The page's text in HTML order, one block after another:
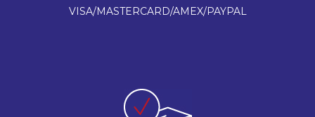
VISA/MASTERCARD/AMEX/PAYPAL